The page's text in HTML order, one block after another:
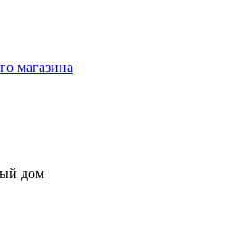
магазина
дом